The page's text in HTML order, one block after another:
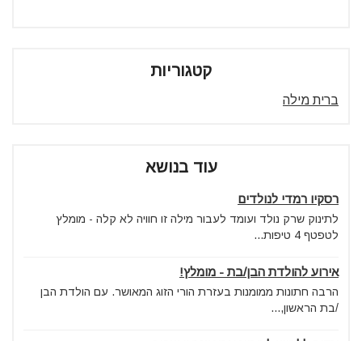
קטגוריות
ברית מילה
עוד בנושא
רסקיו רמדי לנולדים
לתינוק שרק נולד ועומד לעבור מילה זו חוויה לא קלה - מומלץ
לטפטף 4 טיפות...
אירוע להולדת הבן/בת - מומלץ!
הרבה חתונות ממומנות בעזרת הורי הזוג המאושר. עם הולדת הבן
/בת הראשון,...